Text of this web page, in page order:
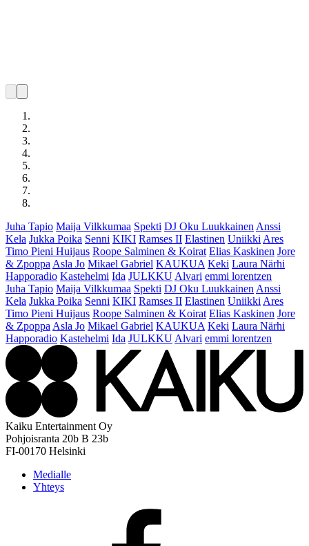
Juha Tapio Maija Vilkkumaa Spekti DJ Oku Luukkainen Anssi
Kela Jukka Poika Senni KIKI Ramses II Elastinen Uniikki Ares
Timo Pieni Huijaus Roope Salminen & Koirat Elias Kaskinen Jore
& Zpoppa Asla Jo Mikael Gabriel KAUKUA Keki Laura Närhi
Happoradio Kastehelmi Ida JULKKU Alvari emmi lorentzen
Juha Tapio Maija Vilkkumaa Spekti DJ Oku Luukkainen Anssi
Kela Jukka Poika Senni KIKI Ramses II Elastinen Uniikki Ares
Timo Pieni Huijaus Roope Salminen & Koirat Elias Kaskinen Jore
& Zpoppa Asla Jo Mikael Gabriel KAUKUA Keki Laura Närhi
Happoradio Kastehelmi Ida JULKKU Alvari emmi lorentzen
Kaiku Entertainment Oy
Pohjoisranta 20b B 23b
FI-00170 Helsinki
Medialle
Yhteys